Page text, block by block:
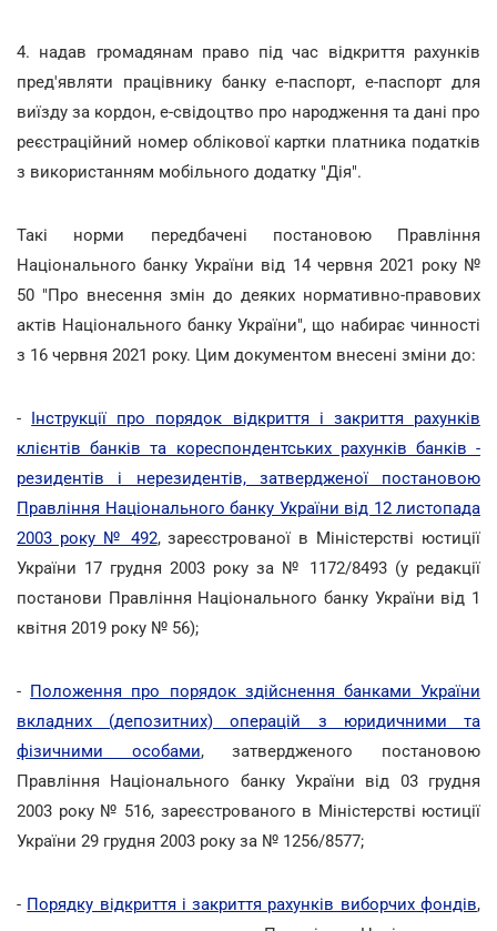
4. надав громадянам право під час відкриття рахунків
пред'являти працівнику банку е-паспорт, е-паспорт для
виїзду за кордон, е-свідоцтво про народження та дані про
реєстраційний номер облікової картки платника податків
з використанням мобільного додатку "Дія".
Такі норми передбачені постановою Правління
Національного банку України від 14 червня 2021 року №
50 "Про внесення змін до деяких нормативно-правових
актів Національного банку України", що набирає чинності
з 16 червня 2021 року. Цим документом внесені зміни до:
- Інструкції про порядок відкриття і закриття рахунків
клієнтів банків та кореспондентських рахунків банків -
резидентів і нерезидентів, затвердженої постановою
Правління Національного банку України від 12 листопада
2003 року № 492, зареєстрованої в Міністерстві юстиції
України 17 грудня 2003 року за № 1172/8493 (у редакції
постанови Правління Національного банку України від 1
квітня 2019 року № 56);
- Положення про порядок здійснення банками України
вкладних (депозитних) операцій з юридичними та
фізичними особами, затвердженого постановою
Правління Національного банку України від 03 грудня
2003 року № 516, зареєстрованого в Міністерстві юстиції
України 29 грудня 2003 року за № 1256/8577;
- Порядку відкриття і закриття рахунків виборчих фондів,